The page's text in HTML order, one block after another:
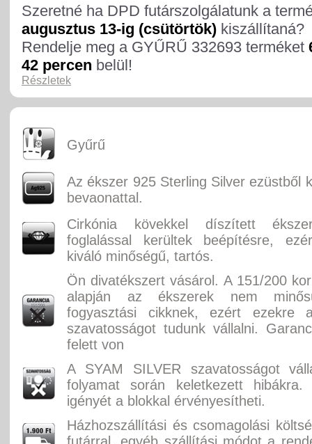
Szeretné ha DPD futárszolgálatunk a
augusztus 13-ig (csütörtök) kiszállítaná?
Rendelje meg a GYŰRŰ 332693 terméket
42 percen belül!
Részletek
Gyűrű
Az ékszer 925 Sterling Silver ezüstből
bevaonattal.
Cirkónia kövekkel díszített
foglalással kerültek beépítésre,
kiváló minőségű, tartós.
Ön divatékszert vásárol. A 151/200
alapján az ékszerek nem
fogyasztási cikknek, ezért ezekre
szavatosságot tudunk vállalni.
felett von
A SYAM SILVER szavatosságot
folyamat során keletkezett hibákra.
igényét a blokkal érvényesítheti.
Házhozszállítási és csomagolási